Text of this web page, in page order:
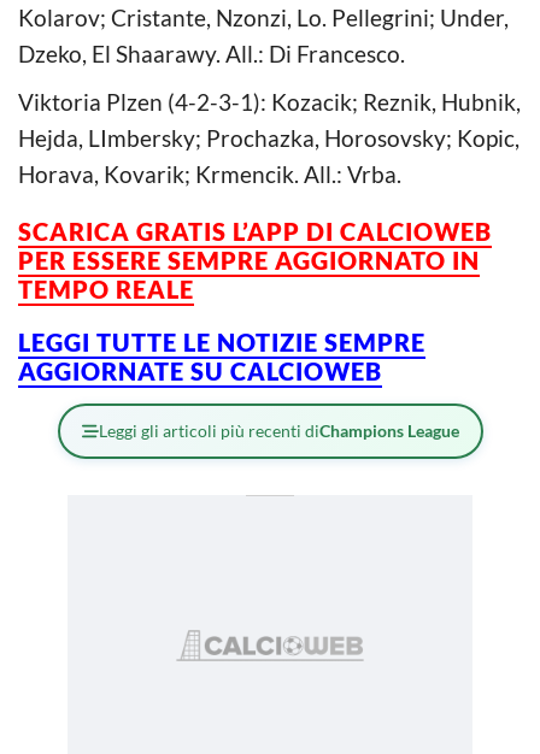
Kolarov; Cristante, Nzonzi, Lo. Pellegrini; Under,
Dzeko, El Shaarawy. All.: Di Francesco.
Viktoria Plzen (4-2-3-1): Kozacik; Reznik, Hubnik,
Hejda, LImbersky; Prochazka, Horosovsky; Kopic,
Horava, Kovarik; Krmencik. All.: Vrba.
SCARICA GRATIS L’APP DI CALCIOWEB
PER ESSERE SEMPRE AGGIORNATO IN
TEMPO REALE
LEGGI TUTTE LE NOTIZIE SEMPRE
AGGIORNATE SU CALCIOWEB
Leggi gli articoli più recenti diChampions League